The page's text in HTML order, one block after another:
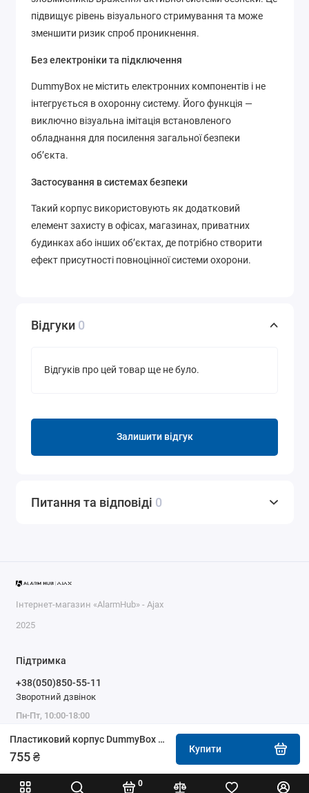
0
Пластиковий корпус DummyBox Ajax Hub чорний
755 ₴
Купити
підвищує рівень візуального стримування та може
зменшити ризик спроб проникнення.
Без електроніки та підключення
DummyBox не містить електронних компонентів і не
інтегрується в охоронну систему. Його функція —
виключно візуальна імітація встановленого
обладнання для посилення загальної безпеки
об’єкта.
Застосування в системах безпеки
Такий корпус використовують як додатковий
елемент захисту в офісах, магазинах, приватних
будинках або інших об’єктах, де потрібно створити
ефект присутності повноцінної системи охорони.
Відгуки 0
Відгуків про цей товар ще не було.
Залишити відгук
Питання та відповіді 0
Інтернет-магазин «AlarmHub» - Ajax
2025
Підтримка
+38(050)850-55-11
Зворотний дзвінок
Пн-Пт, 10:00-18:00